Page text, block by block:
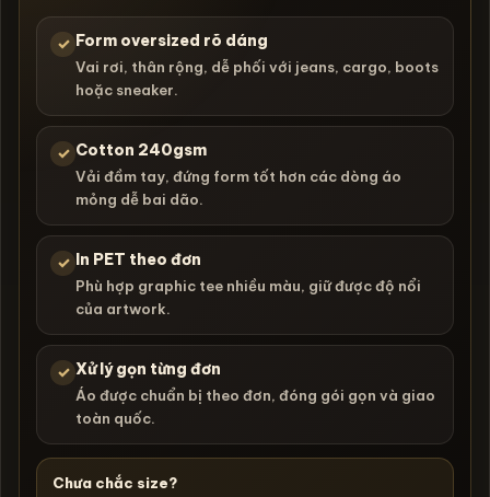
✓ Form oversized rõ dáng
Vai rơi, thân rộng, dễ phối với jeans, cargo, boots
hoặc sneaker.
✓ Cotton 240gsm
Vải đầm tay, đứng form tốt hơn các dòng áo
mỏng dễ bai dão.
✓ In PET theo đơn
Phù hợp graphic tee nhiều màu, giữ được độ nổi
của artwork.
✓ Xử lý gọn từng đơn
Áo được chuẩn bị theo đơn, đóng gói gọn và giao
toàn quốc.
Chưa chắc size?